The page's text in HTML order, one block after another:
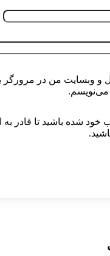
من در مرورگر برای زمانی
تا قادر به اضافه